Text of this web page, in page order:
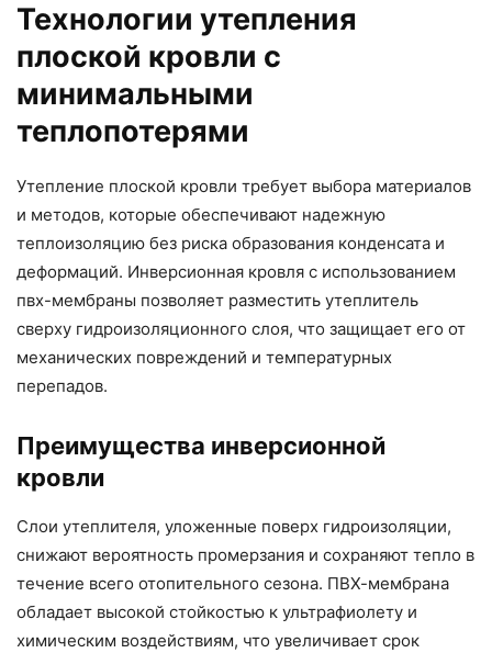
Технологии утепления
плоской кровли с
минимальными
теплопотерями
Утепление плоской кровли требует выбора материалов
и методов, которые обеспечивают надежную
теплоизоляцию без риска образования конденсата и
деформаций. Инверсионная кровля с использованием
пвх-мембраны позволяет разместить утеплитель
сверху гидроизоляционного слоя, что защищает его от
механических повреждений и температурных
перепадов.
Преимущества инверсионной
кровли
Слои утеплителя, уложенные поверх гидроизоляции,
снижают вероятность промерзания и сохраняют тепло в
течение всего отопительного сезона. ПВХ-мембрана
обладает высокой стойкостью к ультрафиолету и
химическим воздействиям, что увеличивает срок